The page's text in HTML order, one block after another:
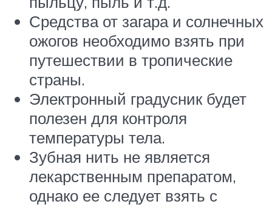
Средства от загара и солнечных
ожогов необходимо взять при
путешествии в тропические
страны.
Электронный градусник будет
полезен для контроля
температуры тела.
Зубная нить не является
лекарственным препаратом,
однако ее следует взять с